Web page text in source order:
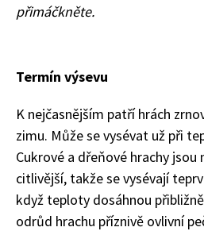
přimáčkněte.
Termín výsevu
K nejčasnějším patří hrách
zimu. Může se vysévat už při
Cukrové a dřeňové hrachy jsou
citlivější, takže se vysévají
když teploty dosáhnou přibližně
odrůd hrachu příznivě ovlivní